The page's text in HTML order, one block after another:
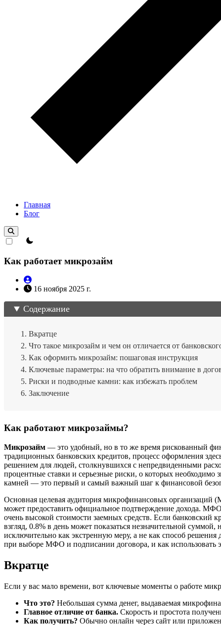
Главная
Блог
theme switcher
Как работает микрозайм
16 ноября 2025 г.
Содержание
Вкратце
Что такое микрозайм и чем он отличается от
Как оформить микрозайм: пошаговая инструкция
Ключевые параметры: на что обратить внимание в
Риски и подводные камни: как избежать проблем
Заключение
Как работают микрозаймы?
Микрозайм — это удобный, но в то же время рискованный
традиционных банковских кредитов, процесс оформления
решением для людей, столкнувшихся с непредвиденными
процентные ставки и серьезные риски, о которых
камней — это первый и самый важный шаг к финансовой
Основная целевая аудитория микрофинансовых
может предоставить официальное подтверждение дохода.
очень высокой стоимости заемных средств. Если банковский
взгляд, 0.8% в день может показаться незначительной
исключительно как экстренную меру, а не как способ
при выборе МФО и подписании договора, и как использовать
Вкратце
Если у вас мало времени, вот ключевые моменты о работе
Что это? Небольшая сумма денег, выдаваемая
Главное отличие от банка. Скорость и простота
Как получить? Обычно онлайн через сайт или